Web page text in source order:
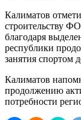
Калиматов
строительству
благодаря
республики
занятия спортом
Калиматов
продолжению
потребности